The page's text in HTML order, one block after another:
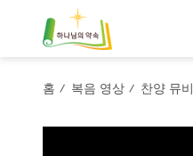
홈 / 복음 영상 / 찬양 뮤비